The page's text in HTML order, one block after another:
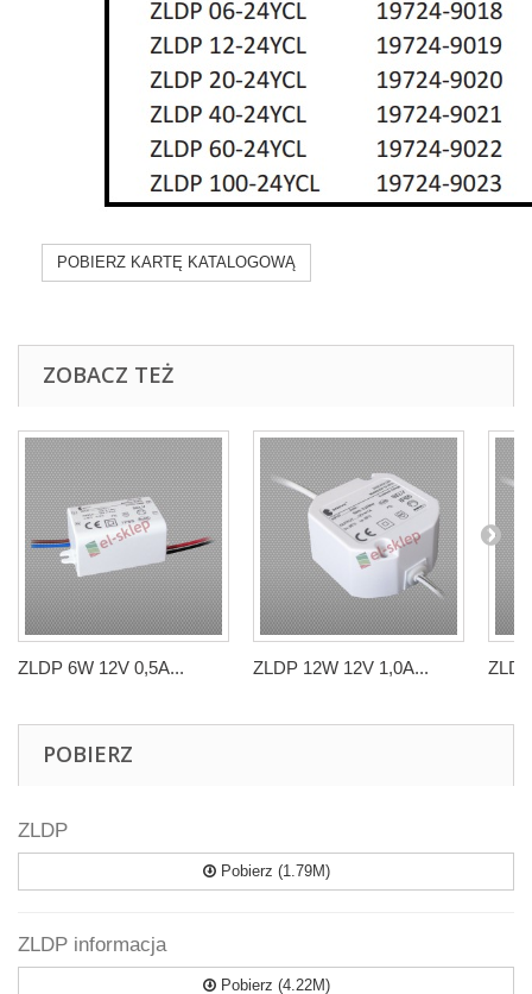
POBIERZ KARTĘ KATALOGOWĄ
ZOBACZ TEŻ
ZLDP 6W 12V 0,5A... ZLDP 12W 12V 1,0A...
POBIERZ
ZLDP
Pobierz (1.79M)
ZLDP informacja
Pobierz (4.22M)